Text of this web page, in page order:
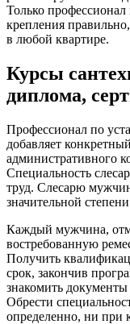
Только
крепления
в любой квартире.
Курсы
диплома,
Профессионал по
добавляет
административного
Специальность
труд. Слесарю
значительной
Каждый мужчина,
востребованную
Получить
срок, закончив
знакомить
Обрести
определенно, ни при